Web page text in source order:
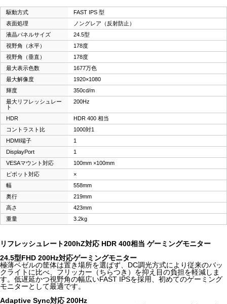
駆動方式
FAST IPS 型
表面処理
ノングレア（反射防止）
液晶パネルサイズ
24.5型
視野角（水平）
178度
視野角（垂直）
178度
最大表示色数
1677万色
最大解像度
1920×1080
輝度
350cd/m
最大リフレッシュレー
ト
200Hz
HDR
HDR 400 相当
コントラスト比
1000対1
HDMI端子
1
DisplayPort
1
VESAマウント対応
100mm ×100mm
ピボット対応
×
幅
558mm
奥行
219mm
高さ
423mm
重量
3.2kg
リフレッシュレート200hZ対応 HDR 400相当 ゲーミングモニター
24.5型FHD 200Hz対応ゲーミングモニター
極薄ベゼルの筐体は置き場所を選ばず、DC調光方式により従来のバッ
クライトに比べ、フリッカー（ちらつき）を抑え目の負担を軽減しま
す。低遅延かつ視野角の幅広いFAST IPSを採用、初めてのゲーミング
モニターとして最適です。
Adaptive Sync対応 200Hz